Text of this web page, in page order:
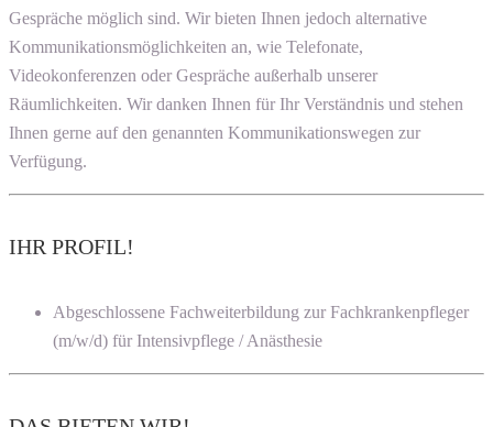
Gespräche möglich sind. Wir bieten Ihnen jedoch alternative
Kommunikationsmöglichkeiten an, wie Telefonate,
Videokonferenzen oder Gespräche außerhalb unserer
Räumlichkeiten. Wir danken Ihnen für Ihr Verständnis und stehen
Ihnen gerne auf den genannten Kommunikationswegen zur
Verfügung.
IHR PROFIL!
Abgeschlossene Fachweiterbildung zur Fachkrankenpfleger
(m/w/d) für Intensivpflege / Anästhesie